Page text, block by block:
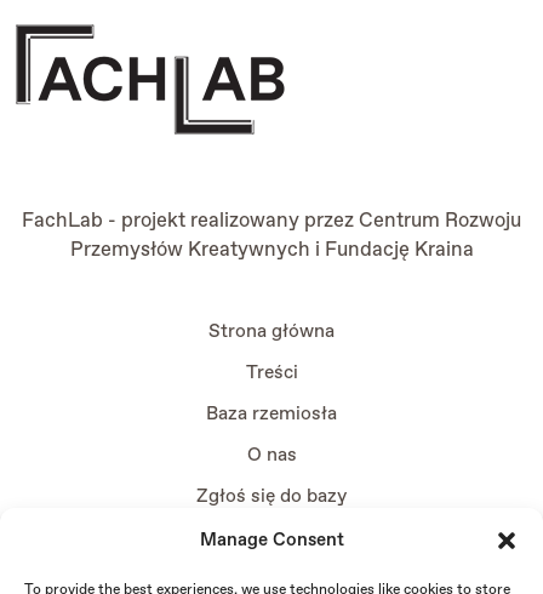
Manage Consent
FachLab - projekt realizowany przezCentrum Rozwoju
Przemysłów Kreatywnych i Fundację Kraina
Strona główna
Treści
Baza rzemiosła
O nas
Zgłoś się do bazy